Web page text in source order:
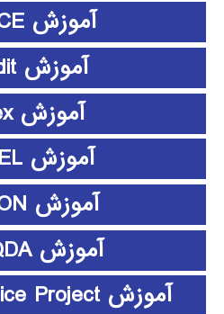
آموزش HSPICE
آموزش L-Edit
آموزش Latex
آموزش LISREL
آموزش LUMION
آموزش MAXQDA
آموزش Microsoft Office Project